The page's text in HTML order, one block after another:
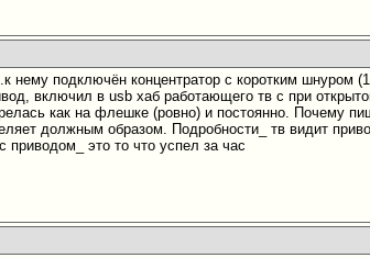
нему подключён концентратор с коротким
включил в usb хаб работающего тв с при
как на флешке (ровно) и постоянно. Почему
должным образом. Подробности_ тв видит
приводом_ это то что успел за час